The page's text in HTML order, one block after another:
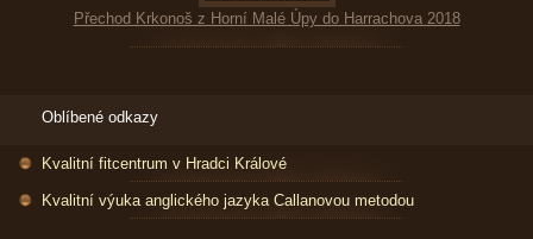
Přechod Krkonoš z Horní Malé Úpy do Harrachova 2018
Oblíbené odkazy
Kvalitní fitcentrum v Hradci Králové
Kvalitní výuka anglického jazyka Callanovou metodou